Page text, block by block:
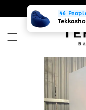
0931268840
46